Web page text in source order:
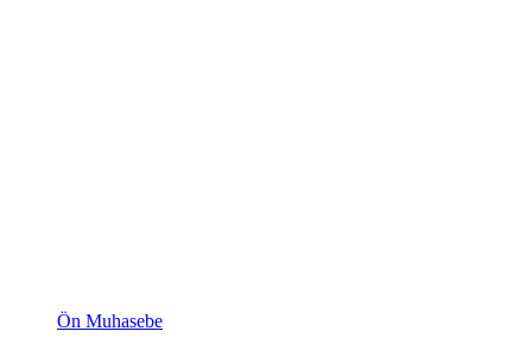
Ön Muhasebe